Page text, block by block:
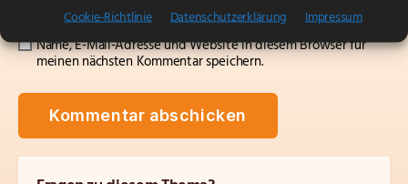
Cookie-Richtlinie Datenschutzerklärung Impressum
Name, E-Mail-Adresse und Website in diesem Browser für
meinen nächsten Kommentar speichern.